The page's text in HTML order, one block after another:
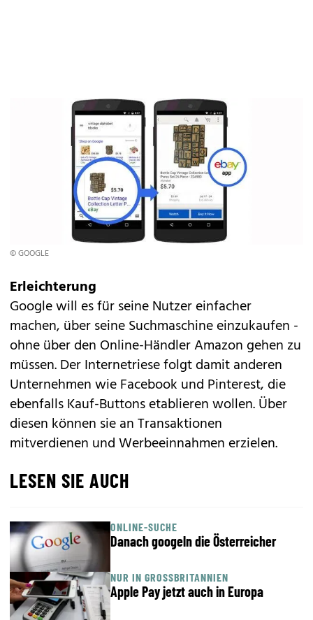
© GOOGLE
Erleichterung
Google will es für seine Nutzer einfacher
machen, über seine Suchmaschine einzukaufen -
ohne über den Online-Händler Amazon gehen zu
müssen. Der Internetriese folgt damit anderen
Unternehmen wie Facebook und Pinterest, die
ebenfallsKauf-Buttons etablieren wollen. Über
diesen können sie an Transaktionen
mitverdienen und Werbeeinnahmen erzielen.
LESEN SIE AUCH
ONLINE-SUCHE
Danach googeln die Österreicher
NUR IN GROSSBRITANNIEN
Apple Pay jetzt auch in Europa